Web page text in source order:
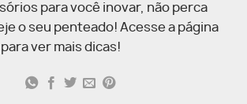
para você inovar, não perca
o seu penteado! Acesse a página
para ver mais dicas!